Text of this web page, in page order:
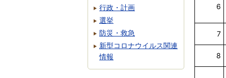
6
7
8
行政・計画
選挙
防災・救急
新型コロナウイルス関連
情報